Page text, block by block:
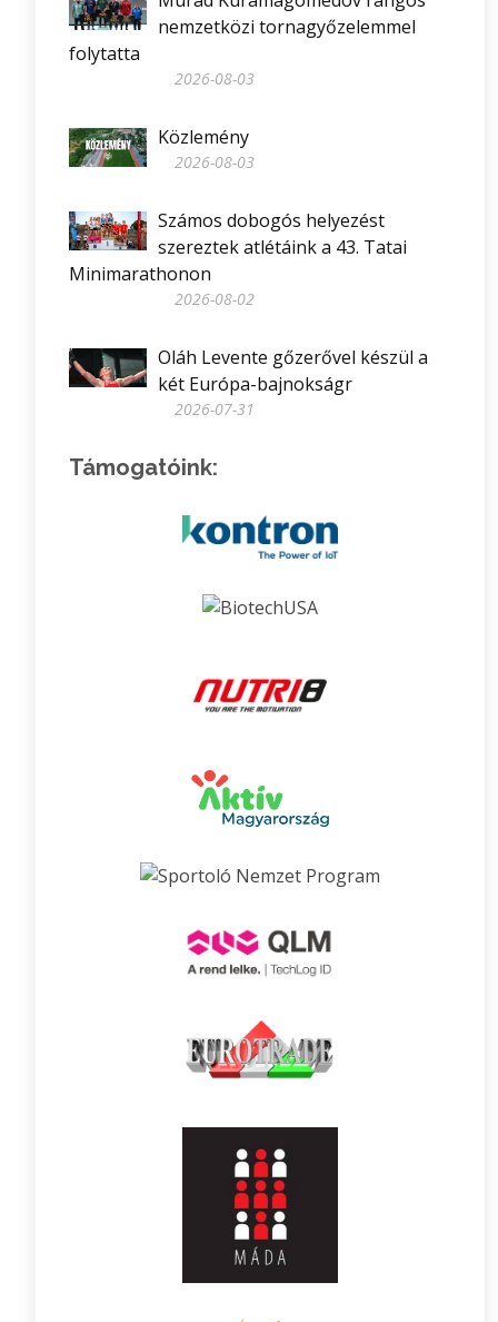
nemzetközi tornagyőzelemmel
folytatta
2026-08-03
Közlemény
2026-08-03
Számos dobogós helyezést
szereztek atlétáink a 43. Tatai
Minimarathonon
2026-08-02
Oláh Levente gőzerővel készül a
két Európa-bajnokságr
2026-07-31
Támogatóink: